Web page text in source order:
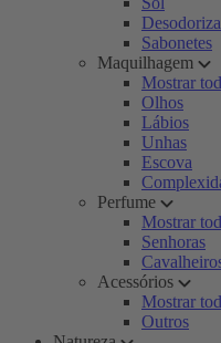
Sabonetes
Maquilhagem
Mostrar
Olhos
Lábios
Unhas
Escova
Perfume
Mostrar
Senhoras
Acessórios
Mostrar
Outros